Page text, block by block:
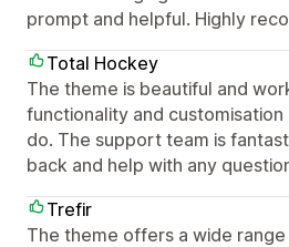
prompt and helpful. Highly
Total Hockey
The theme is beautiful and
functionality and
do. The support team is
back and help with any
Trefir
The theme offers a wide